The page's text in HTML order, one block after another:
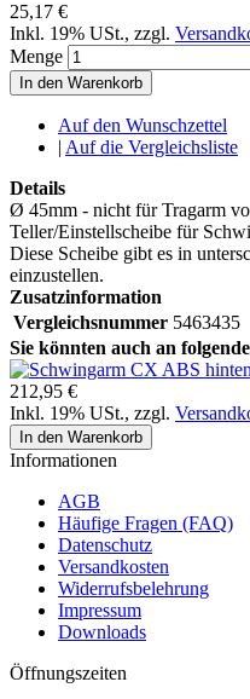
25,17 €
Inkl. 19% USt., zzgl.
Menge
In den Warenkorb
Auf den Wunschzettel
| Auf die Vergleichsliste
Details
Ø 45mm - nicht für Tragarm
Teller/Einstellscheibe für
Diese Scheibe gibt es in
einzustellen.
Zusatzinformation
Vergleichsnummer 5463435
Sie könnten auch an
212,95 €
Inkl. 19% USt., zzgl.
In den Warenkorb
Informationen
AGB
Häufige Fragen (FAQ)
Datenschutz
Versandkosten
Widerrufsbelehrung
Impressum
Downloads
Öffnungszeiten